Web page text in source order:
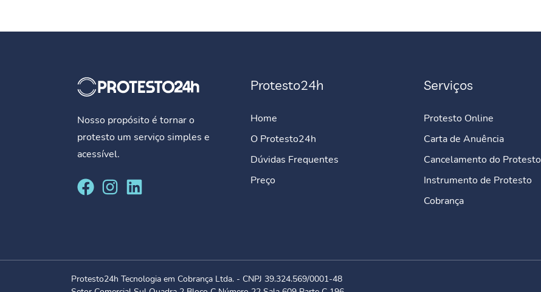
Nosso propósito é tornar o
protesto um serviço simples e
acessível.
Protesto24h
Home
O Protesto24h
Dúvidas Frequentes
Preço
Serviços
Protesto Online
Carta de Anuência
Cancelamento do Protesto
Instrumento de Protesto
Cobrança
Protesto24h Tecnologia em Cobrança Ltda. - CNPJ 39.324.569/0001-48